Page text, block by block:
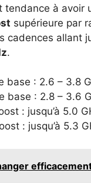
tendance à
supérieure par
cadences allant
.
base : 2.6 – 3.8
base : 2.8 – 3.6
: jusqu’à 5.0
: jusqu’à 5.3